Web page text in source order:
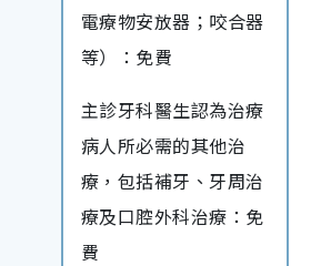
電療物安放器；咬合器
等）：免費
主診牙科醫生認為治療
病人所必需的其他治
療，包括補牙、牙周治
療及口腔外科治療：免
費